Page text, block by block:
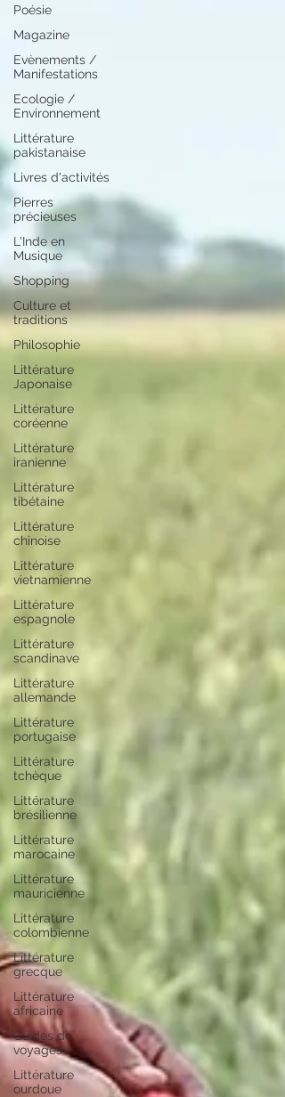
Poésie
Magazine
Evènements /
Manifestations
Ecologie /
Environnement
Littérature
pakistanaise
Livres d'activités
Pierres
précieuses
L'Inde en
Musique
Shopping
Culture et
traditions
Philosophie
Littérature
Japonaise
Littérature
coréenne
Littérature
iranienne
Littérature
tibétaine
Littérature
chinoise
Littérature
vietnamienne
Littérature
espagnole
Littérature
scandinave
Littérature
allemande
Littérature
portugaise
Littérature
tchèque
Littérature
brésilienne
Littérature
marocaine
Littérature
mauricienne
Littérature
colombienne
Littérature
grecque
Littérature
africaine
Guides de
voyages
Littérature
ourdoue